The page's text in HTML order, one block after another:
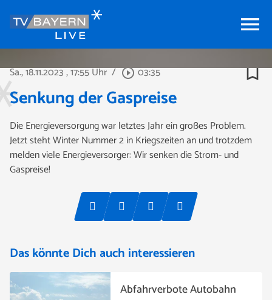
menu
Sa., 18.11.2023, 17:55 Uhr / play_circle_outline03:35 bookmark_border
Senkung der Gaspreise
Die Energieversorgung war letztes Jahr ein großes Problem.
Jetzt steht Winter Nummer 2 in Kriegszeiten an und trotzdem
melden viele Energieversorger: Wir senken die Strom- und
Gaspreise!
Das könnte Dich auch interessieren
Abfahrverbote Autobahn